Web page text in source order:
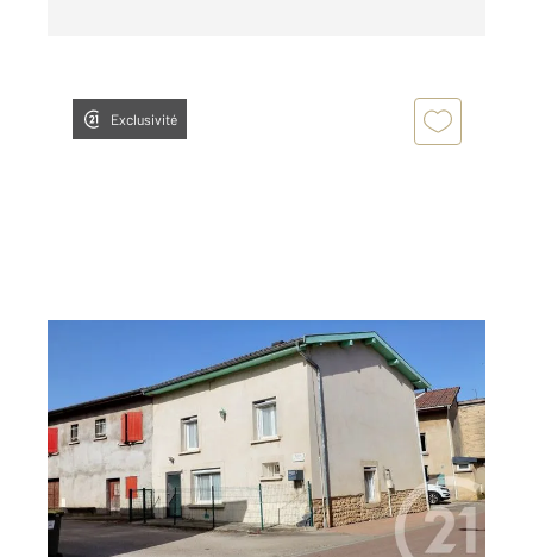
Exclusivité
CHATEAU GAILLARD 01
, 4 pièces
Ref : 7822
Maison à vendre
195 000 €
Visiter le site dédié